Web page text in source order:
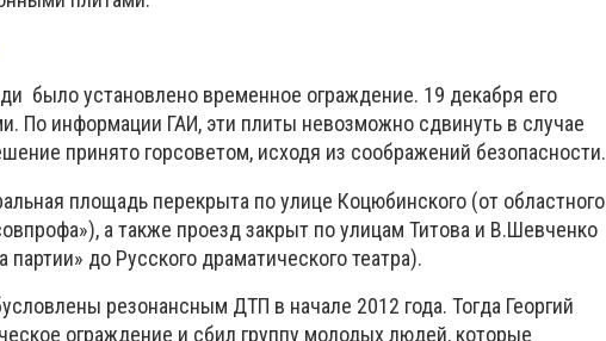
было установлено временное ограждение. 19 декабря его
По информации ГАИ, эти плиты невозможно сдвинуть в случае
принято горсоветом, исходя из соображений безопасности.
площадь перекрыта по улице Коцюбинского (от областного
а также проезд закрыт по улицам Титова и В.Шевченко
до Русского драматического театра).
резонансным ДТП в начале 2012 года. Тогда Георгий
ограждение и сбил группу молодых людей, которые